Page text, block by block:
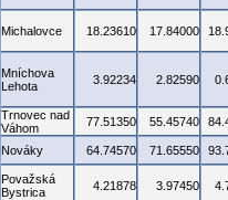
Michalovce 18.23610 17.84000
Mníchova
Lehota
3.92234 2.82590
Trnovec nad
Váhom
77.51350 55.45740
Nováky 64.74570 71.65550
Považská
Bystrica
4.21878 3.97450